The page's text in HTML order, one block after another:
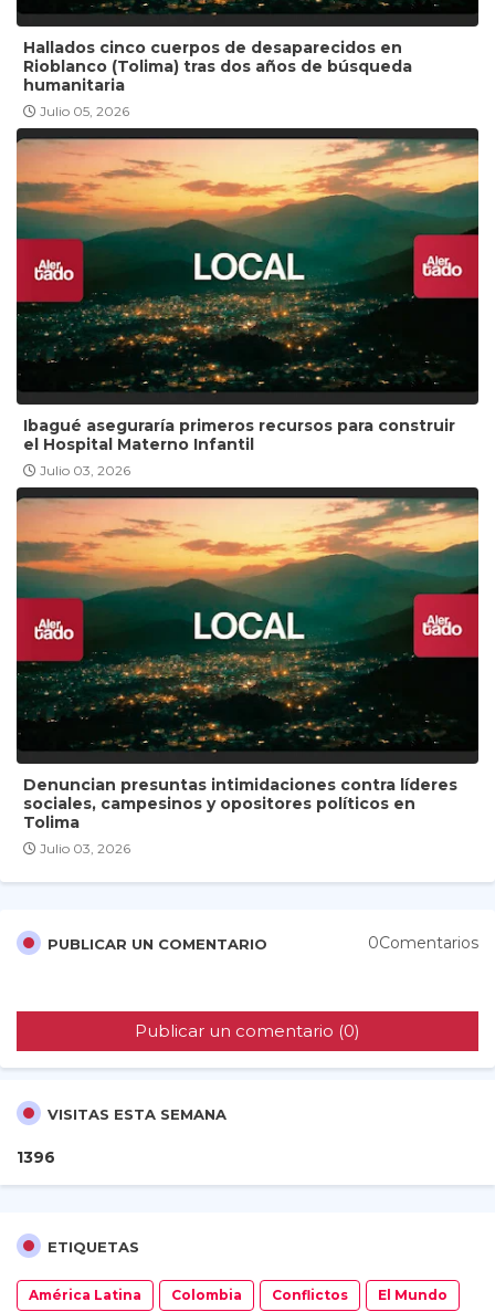
Hallados cinco cuerpos de desaparecidos en
Rioblanco (Tolima) tras dos años de búsqueda
humanitaria
Julio 05, 2026
Ibagué aseguraría primeros recursos para construir
el Hospital Materno Infantil
Julio 03, 2026
Denuncian presuntas intimidaciones contra líderes
sociales, campesinos y opositores políticos en
Tolima
Julio 03, 2026
PUBLICAR UN COMENTARIO 0Comentarios
Publicar un comentario (0)
VISITAS ESTA SEMANA
1396
ETIQUETAS
América Latina Colombia Conflictos El Mundo